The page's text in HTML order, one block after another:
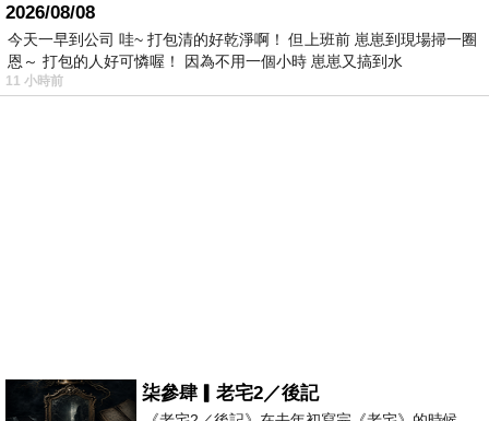
2026/08/08
今天一早到公司 哇~ 打包清的好乾淨啊！ 但上班前 崽崽到現場掃一圈
恩～ 打包的人好可憐喔！ 因為不用一個小時 崽崽又搞到水
11 小時前
柒參肆▎老宅2／後記